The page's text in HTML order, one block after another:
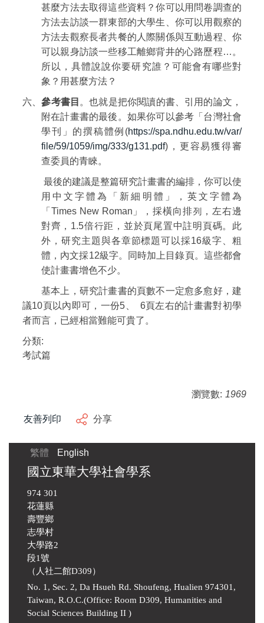
甚麼方法去取得這些資料？你可以用問卷調查的
方法去訪談一群東部的大學生、你可以用觀察的
方法去觀察長者共餐的人際關係與互動過程、你
可以親身訪談一些移工離鄉背井的心路歷程…。
所以，具體說說你要研究誰？可能會有哪些對
象？用甚麼方法？
六、參考書目 。也就是把你閱讀的書、引用的論文，
附在計畫書的最後。如果你可以參考「台灣社會
學刊」的撰稿體例(https://spa.ndhu.edu.tw/var/
file/59/1059/img/333/g131.pdf)，更容易獲得審
查委員的青睞。
最後的建議是整篇研究計畫書的編排，你可以使
用中文字體為「新細明體」，英文字體為
「Times New Roman」，採橫向排列，左右邊
對齊，1.5倍行距，並於頁尾置中註明頁碼。此
外，研究主題與各章節標題可以採16級字、粗
體，內文採12級字。同時加上目錄頁。這些都會
使計畫書增色不少。
基本上，研究計畫書的頁數不一定愈多愈好，建
議10頁以內即可，一份5、 6頁左右的計畫書對初學
者而言，已經相當難能可貴了。
分類:
考試篇
瀏覽數: 1969
友善列印 分享
繁體 English
國立東華大學社會學系
974 301
花蓮縣
壽豐鄉
志學村
大學路2
段1號
（人社二館D309）
No. 1, Sec. 2, Da Hsueh Rd. Shoufeng, Hualien 974301,
Taiwan, R.O.C.(Office: Room D309, Humanities and
Social Sciences Building II )